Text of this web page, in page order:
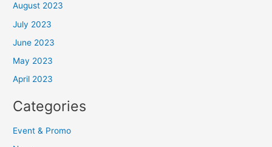
August 2023
July 2023
June 2023
May 2023
April 2023
Categories
Event & Promo